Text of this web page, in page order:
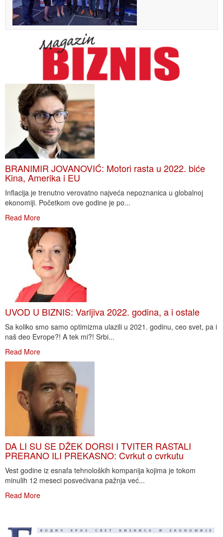
BRANIMIR JOVANOVIĆ: Motori rasta u 2022. biće
Kina, Amerika i EU
Inflacija je trenutno verovatno najveća nepoznanica u globalnoj
ekonomiji. Početkom ove godine je po...
Read More
UVOD U BIZNIS: Varljiva 2022. godina, a i ostale
Sa koliko smo samo optimizma ulazili u 2021. godinu, ceo svet, pa i
naš deo Evrope?! A tek mi?! Srbi...
Read More
DA LI SU SE DŽEK DORSI I TVITER RASTALI
PRERANO ILI PREKASNO: Cvrkut o cvrkutu
Vest godine iz esnafa tehnoloških kompanija kojima je tokom
minulih 12 meseci posvećivana pažnja već...
Read More